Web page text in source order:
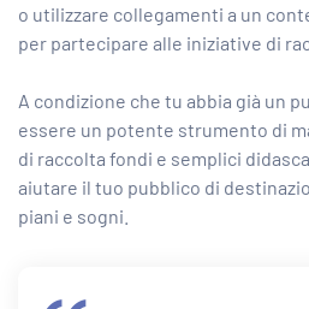
o utilizzare collegamenti a un
per partecipare alle iniziative di
A condizione che tu abbia già un
essere un potente strumento di
di raccolta fondi e semplici
aiutare il tuo pubblico di
piani e sogni.